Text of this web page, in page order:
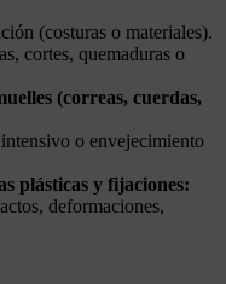
(costuras o materiales).
cortes, quemaduras o
(correas, cuerdas,
o envejecimiento
plásticas y fijaciones:
deformaciones,